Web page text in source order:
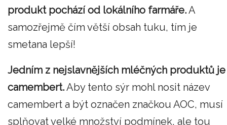
produkt pochází od lokálního farmáře.A
samozřejmě čím větší obsah tuku, tím je
smetana lepší!
Jedním z nejslavnějších mléčných produktů je
camembert.Aby tento sýr mohl nosit název
camembert a být označen značkou AOC, musí
splňovat velké množství podmínek, ale tou